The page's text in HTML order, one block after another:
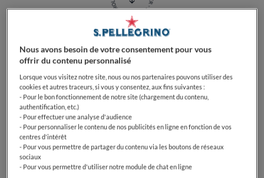
Un défi culinaire qui peut
devenir un vrai plaisir avec
les bons ingrédients et
quelques astuces
Faire dupain sans gluten maisonséduit de plus en
Nous avons besoin de votre consentement pour vous
offrir du contenu personnalisé
Lorsque vous visitez notre site, nous ou nos partenaires pouvons utiliser des
cookies et autres traceurs, si vous y consentez, aux fins suivantes :
- Pour le bon fonctionnement de notre site (chargement du contenu,
authentification, etc.)
- Pour effectuer une analyse d'audience
- Pour personnaliser le contenu de nos publicités en ligne en fonction de vos
centres d'intérêt
- Pour vous permettre de partager du contenu via les boutons de réseaux
sociaux
- Pour vous permettre d'utiliser notre module de chat en ligne